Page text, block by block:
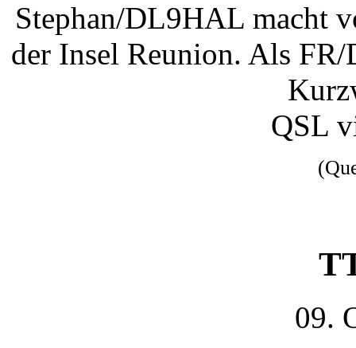
Stephan/DL9HAL macht
der Insel Reunion. Als
QSL
09.